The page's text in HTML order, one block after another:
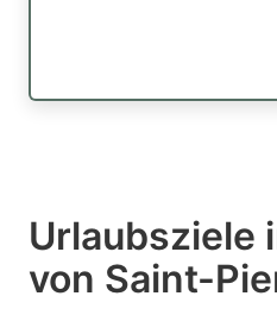
Urlaubsziele
von Saint-